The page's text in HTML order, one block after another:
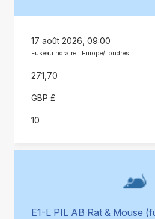
17 août 2026, 09:00
Fuseau horaire : Europe/Londres
271,70
GBP £
10
E1-L PIL AB Rat & Mouse